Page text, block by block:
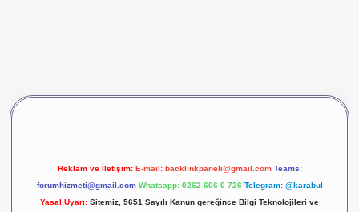
Reklam ve İletişim: E-mail: backlinkpaneli@gmail.com Teams:
forumhizmeti@gmail.com Whatsapp: 0262 606 0 726 Telegram: @karabul
Yasal Uyarı: Sitemiz, 5651 Sayılı Kanun gereğince Bilgi Teknolojileri ve